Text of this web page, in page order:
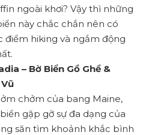
ngoài khơi? Vậy thì những
này chắc chắn nên có
điểm hiking và ngắm động
– Bờ Biển Gồ Ghề &
chởm của bang Maine,
gặp gỡ sự đa dạng của
săn tìm khoảnh khắc bình